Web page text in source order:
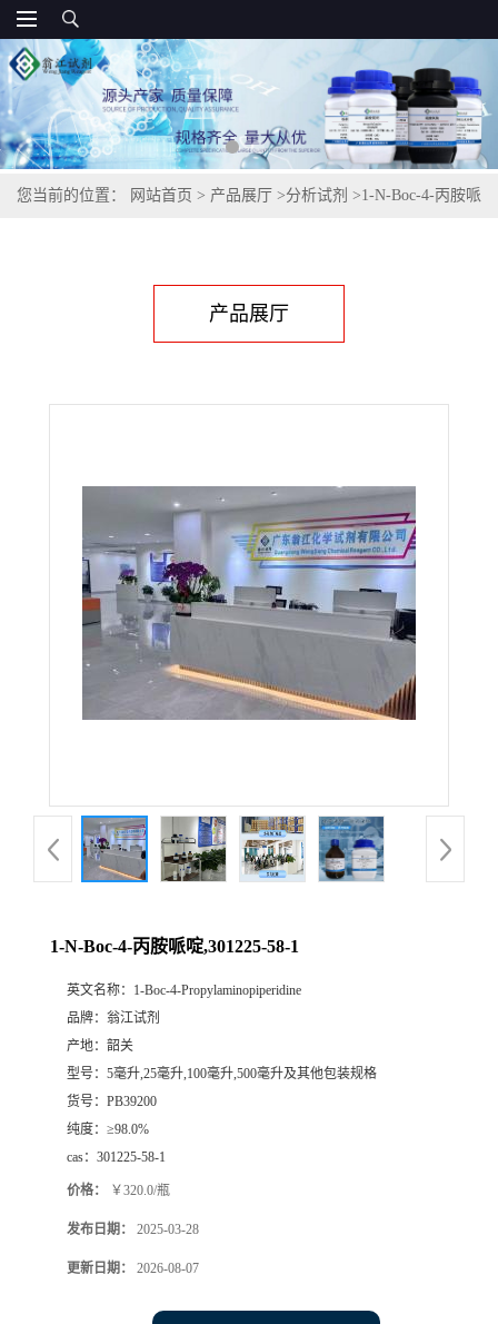
您当前的位置： 网站首页 > 产品展厅 >分析试剂 >1-N-Boc-4-丙胺哌
产品展厅
1-N-Boc-4-丙胺哌啶,301225-58-1
英文名称： 1-Boc-4-Propylaminopiperidine
品牌： 翁江试剂
产地： 韶关
型号： 5毫升,25毫升,100毫升,500毫升及其他包装规格
货号： PB39200
纯度： ≥98.0%
cas： 301225-58-1
价格： ￥320.0/瓶
发布日期： 2025-03-28
更新日期： 2026-08-07